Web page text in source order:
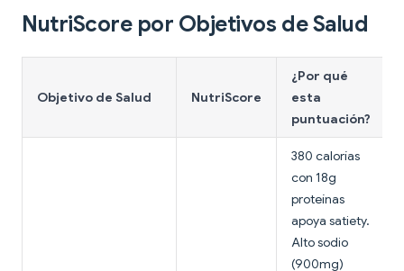
NutriScore por Objetivos de Salud
Objetivo de Salud NutriScore
¿Por qué
esta
puntuación?
380 calorías
con 18g
proteínas
apoya satiety.
Alto sodio
(900mg)